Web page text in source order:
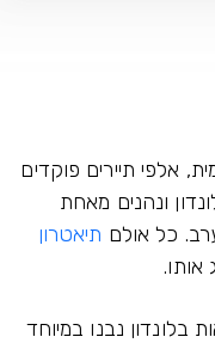
אלפי תיירים פוקדים
ונהנים מאחת
כל אולם תיאטרון
נבנו במיוחד